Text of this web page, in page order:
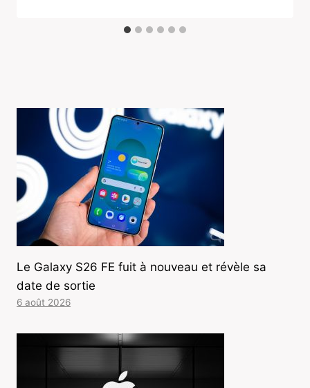
Le Galaxy S26 FE fuit à nouveau et révèle sa
date de sortie
6 août 2026